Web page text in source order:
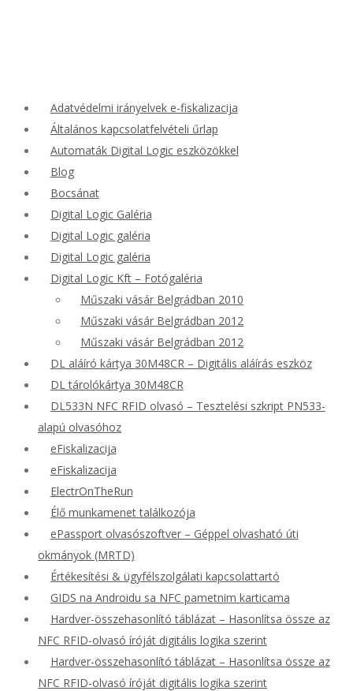
Adatvédelmi irányelvek e-fiskalizacija
Általános kapcsolatfelvételi űrlap
Automaták Digital Logic eszközökkel
Blog
Bocsánat
Digital Logic Galéria
Digital Logic galéria
Digital Logic galéria
Digital Logic Kft – Fotógaléria
Műszaki vásár Belgrádban 2010
Műszaki vásár Belgrádban 2012
Műszaki vásár Belgrádban 2012
DL aláíró kártya 30M48CR – Digitális aláírás eszköz
DL tárolókártya 30M48CR
DL533N NFC RFID olvasó – Tesztelési szkript PN533-
alapú olvasóhoz
eFiskalizacija
eFiskalizacija
ElectrOnTheRun
Élő munkamenet találkozója
ePassport olvasószoftver – Géppel olvasható úti
okmányok (MRTD)
Értékesítési & ügyfélszolgálati kapcsolattartó
GIDS na Androidu sa NFC pametnim karticama
Hardver-összehasonlító táblázat – Hasonlítsa össze az
NFC RFID-olvasó íróját digitális logika szerint
Hardver-összehasonlító táblázat – Hasonlítsa össze az
NFC RFID-olvasó íróját digitális logika szerint